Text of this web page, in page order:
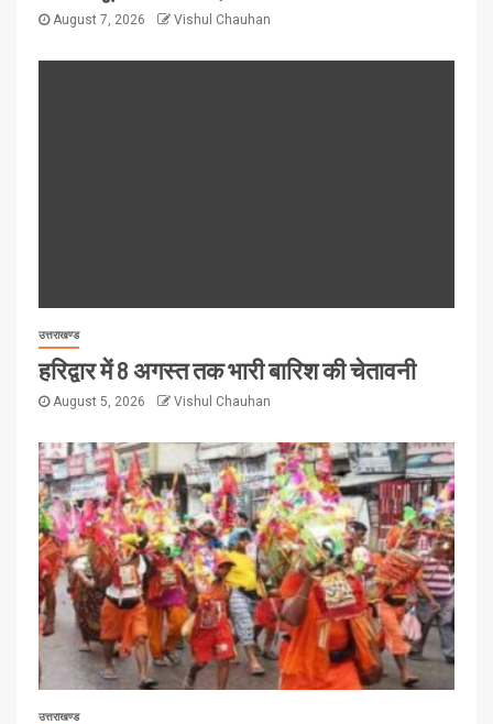
August 7, 2026 Vishul Chauhan
उत्तराखण्ड
हरिद्वार में 8 अगस्त तक भारी बारिश की चेतावनी
August 5, 2026 Vishul Chauhan
उत्तराखण्ड